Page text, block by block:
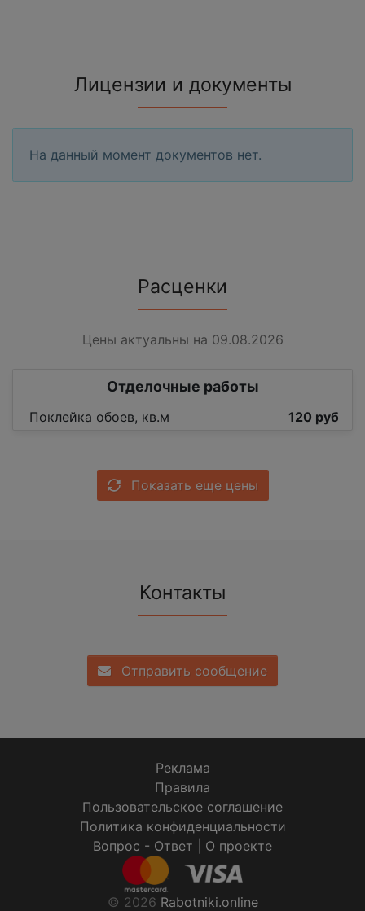
Лицензии и документы
На данный момент документов нет.
Расценки
Цены актуальны на 09.08.2026
Отделочные работы
Поклейка обоев, кв.м 120 руб
Показать еще цены
Контакты
Отправить сообщение
Реклама
Правила
Пользовательское соглашение
Политика конфиденциальности
Вопрос - Ответ
О проекте
© 2026 Rabotniki.online